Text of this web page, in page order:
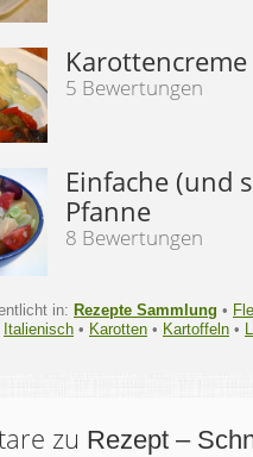
5 Bewertungen
Einfache (und
Pfanne
8 Bewertungen
in: Rezepte Sammlung •
Italienisch • Karotten • Kartoffeln •
zu Rezept –